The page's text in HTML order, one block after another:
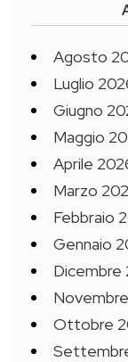
Agosto
Luglio
Giugno
Maggio
Aprile
Marzo
Febbraio
Gennaio
Dicembre
Ottobre